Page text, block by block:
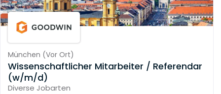
München (Vor Ort)
Wissenschaftlicher Mitarbeiter / Referendar
(w/m/d)
Diverse Jobarten